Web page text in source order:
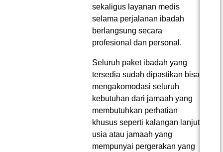
sekaligus layanan medis
selama perjalanan ibadah
berlangsung secara
profesional dan personal.
Seluruh paket ibadah yang
tersedia sudah dipastikan bisa
mengakomodasi seluruh
kebutuhan dari jamaah yang
membutuhkan perhatian
khusus seperti kalangan lanjut
usia atau jamaah yang
mempunyai pergerakan yang